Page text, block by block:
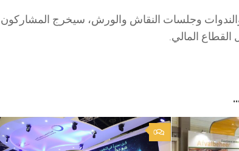
وجلسات النقاش والورش، سيخرج المشاركون
المالي.
0